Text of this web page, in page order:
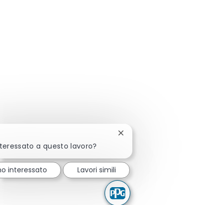
a questo lavoro?
Chiudi la notifica del chatbot
interessato Lavori simili